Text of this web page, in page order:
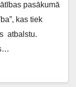
pasākumā
kas tiek
atbalstu.